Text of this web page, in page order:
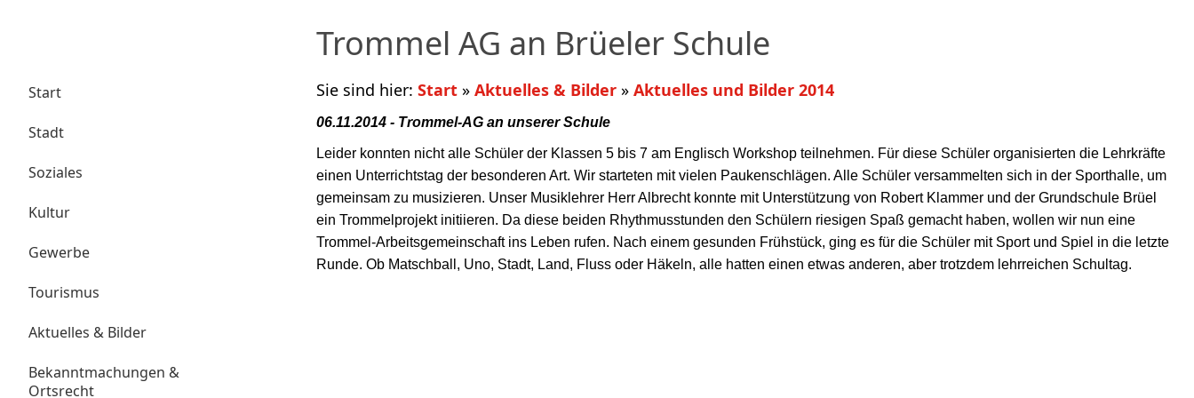
Start
Stadt
Soziales
Kultur
Gewerbe
Tourismus
Aktuelles & Bilder
Bekanntmachungen &
Ortsrecht
Trommel AG an Brüeler Schule
Sie sind hier: Start » Aktuelles & Bilder » Aktuelles und Bilder 2014
06.11.2014 - Trommel-AG an unserer Schule
Leider konnten nicht alle Schüler der Klassen 5 bis 7 am Englisch Workshop teilnehmen. Für diese Schüler organisierten die Lehrkräfte
einen Unterrichtstag der besonderen Art. Wir starteten mit vielen Paukenschlägen. Alle Schüler versammelten sich in der Sporthalle, um
gemeinsam zu musizieren. Unser Musiklehrer Herr Albrecht konnte mit Unterstützung von Robert Klammer und der Grundschule Brüel
ein Trommelprojekt initiieren. Da diese beiden Rhythmusstunden den Schülern riesigen Spaß gemacht haben, wollen wir nun eine
Trommel-Arbeitsgemeinschaft ins Leben rufen. Nach einem gesunden Frühstück, ging es für die Schüler mit Sport und Spiel in die letzte
Runde. Ob Matschball, Uno, Stadt, Land, Fluss oder Häkeln, alle hatten einen etwas anderen, aber trotzdem lehrreichen Schultag.